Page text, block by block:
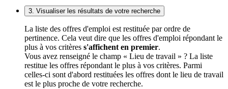
3. Visualiser les résultats de votre recherche
La liste des offres d'emploi est restituée par ordre de
pertinence. Cela veut dire que les offres d'emploi répondant le
plus à vos critères s'affichent en premier.
Vous avez renseigné le champ « Lieu de travail » ? La liste
restitue les offres répondant le plus à vos critères. Parmi
celles-ci sont d'abord restituées les offres dont le lieu de travail
est le plus proche de votre recherche.